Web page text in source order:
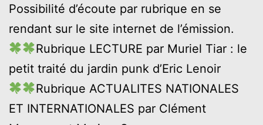
Possibilité d’écoute par rubrique en se
rendant sur le site internet de l’émission.
Rubrique LECTURE par Muriel Tiar : le
petit traité du jardin punk d’Eric Lenoir
Rubrique ACTUALITES NATIONALES
ET INTERNATIONALES par Clément